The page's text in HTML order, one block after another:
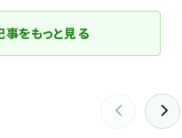
をもっと見る